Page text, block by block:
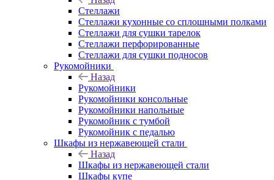
Стеллажи
Стеллажи кухонные со сплошными полками
Стеллажи для сушки тарелок
Стеллажи перфорированные
Стеллажи для сушки подносов
Рукомойники
Назад
Рукомойники
Рукомойники консольные
Рукомойники напольные
Рукомойник с тумбой
Рукомойник с педалью
Шкафы из нержавеющей стали
Назад
Шкафы из нержавеющей стали
Шкафы купе